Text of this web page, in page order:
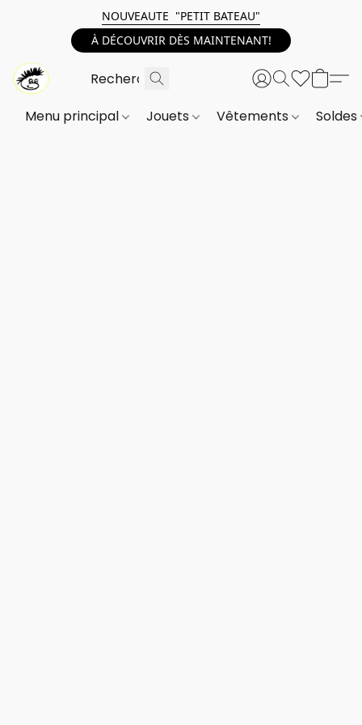
NOUVEAUTE "PETIT BATEAU"
À DÉCOUVRIR DÈS MAINTENANT!
Menu principal Jouets Vêtements Soldes